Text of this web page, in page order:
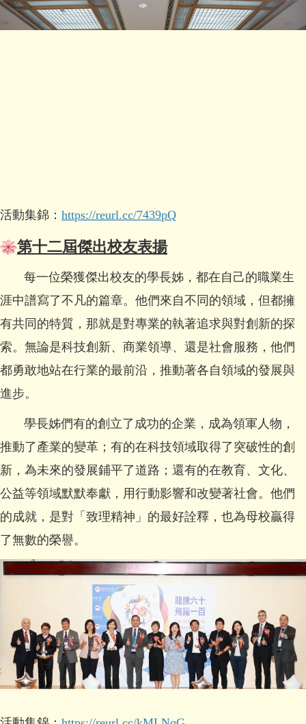
活動集錦： https://reurl.cc/7439pQ
第十二屆傑出校友表揚
每一位榮獲傑出校友的學長姊，都在自己的職業生
涯中譜寫了不凡的篇章。他們來自不同的領域，但都擁
有共同的特質，那就是對專業的執著追求與對創新的探
索。無論是科技創新、商業領導、還是社會服務，他們
都勇敢地站在行業的最前沿，推動著各自領域的發展與
進步。
學長姊們有的創立了成功的企業，成為領軍人物，
推動了產業的變革；有的在科技領域取得了突破性的創
新，為未來的發展鋪平了道路；還有的在教育、文化、
公益等領域默默奉獻，用行動影響和改變著社會。他們
的成就，是對「致理精神」的最好詮釋，也為母校贏得
了無數的榮譽。